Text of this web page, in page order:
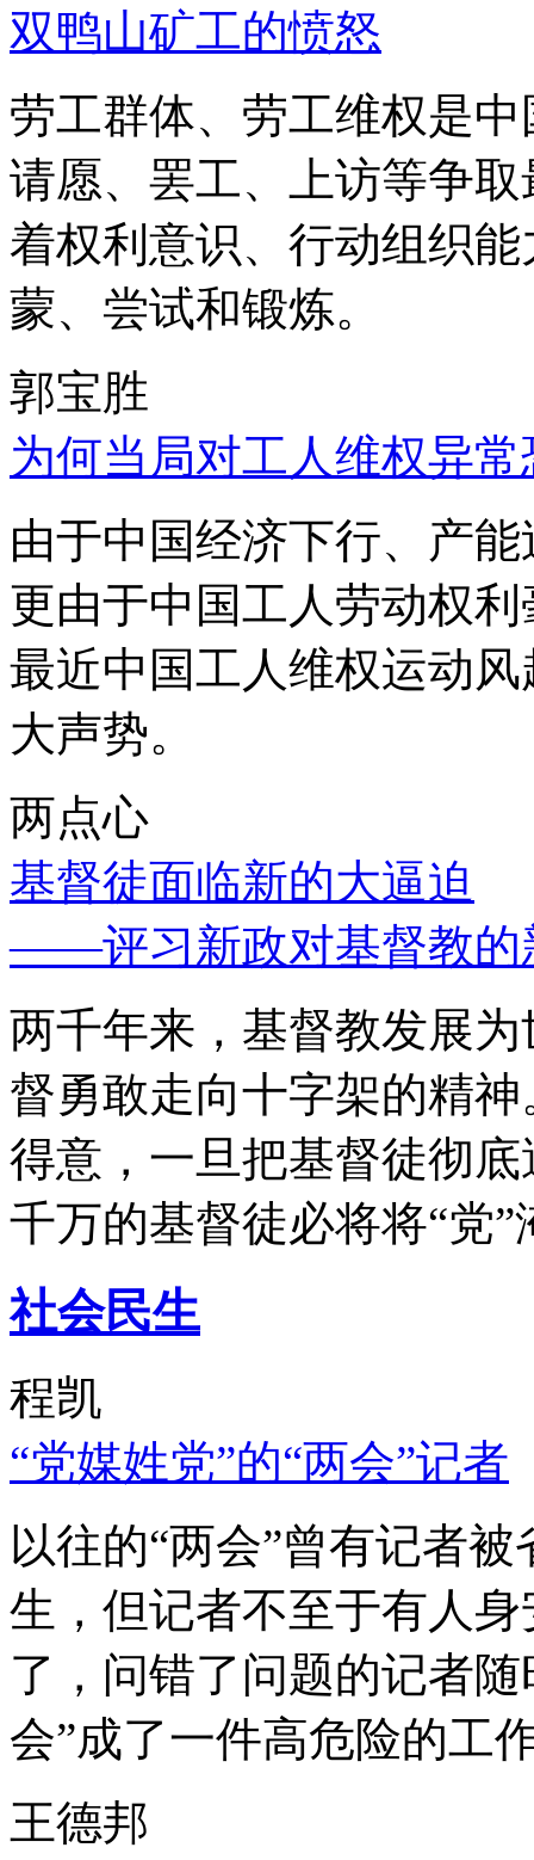
双鸭山矿工的愤怒
劳工群体、劳工维权是
请愿、罢工、上访等争
着权利意识、行动组织
蒙、尝试和锻炼。
郭宝胜
为何当局对工人维权异
由于中国经济下行、产
更由于中国工人劳动权
最近中国工人维权运动
大声势。
两点心
基督徒面临新的大逼迫
——评习新政对基督教的
两千年来，基督教发展
督勇敢走向十字架的精
得意，一旦把基督徒彻
千万的基督徒必将将“党”
社会民生
程凯
“党媒姓党”的“两会”记者
以往的“两会”曾有记者
生，但记者不至于有人
了，问错了问题的记者
会”成了一件高危险的工
王德邦